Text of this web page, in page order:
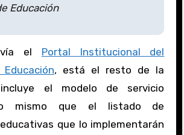
Educación
vía el Portal Institucional del
, está el resto de la
el modelo de servicio
mismo que el listado de
que lo implementarán